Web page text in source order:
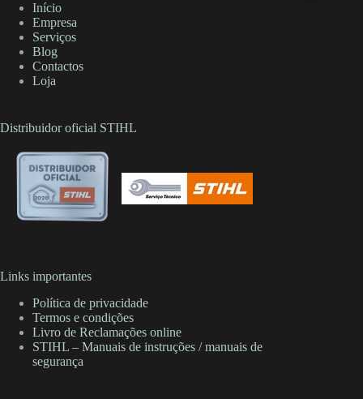
Início
Empresa
Serviços
Blog
Contactos
Loja
Distribuidor oficial STIHL
Links importantes
Política de privacidade
Termos e condições
Livro de Reclamações online
STIHL – Manuais de instruções / manuais de
segurança